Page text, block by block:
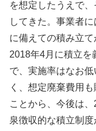
を想定したうえで
してきた。事業者
に備えての積み立て
2018年4月に積立を
で、実施率はなお
く、想定廃棄費用
ことから、今後は
泉徴収的な積立制